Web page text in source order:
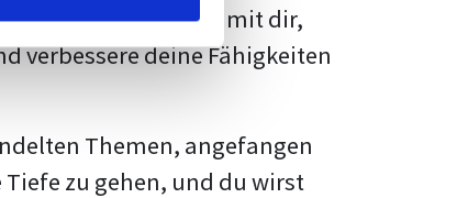
Tipps und Tricks
mit dir,
verbessere deine Fähigkeiten
Themen, angefangen
zu gehen, und du wirst